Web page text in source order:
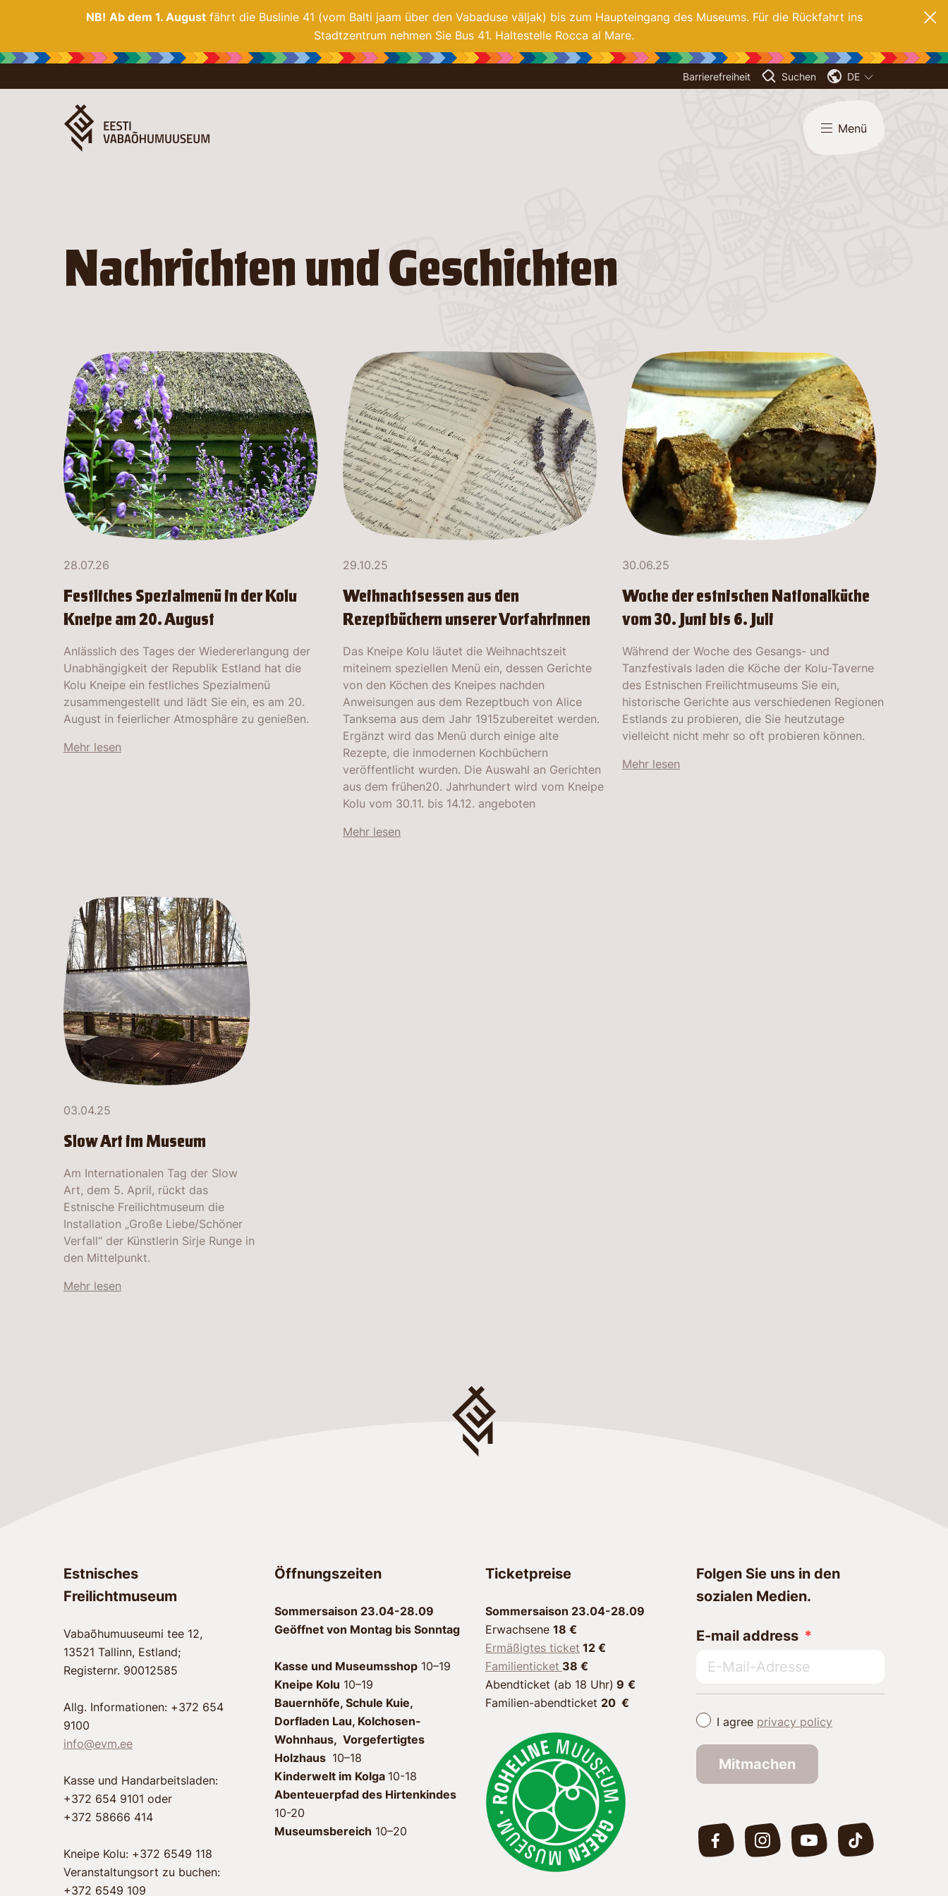
NB! Ab dem 1. Augustfährt die Buslinie 41 (vom Balti jaam über den Vabaduse väljak) bis zum Haupteingang des Museums. Für die Rückfahrt ins
Stadtzentrum nehmen Sie Bus 41. Haltestelle Rocca al Mare.
Barrierefreiheit Suchen DE
Menü
Nachrichten und Geschichten
28.07.26
Festliches Spezialmenü in der Kolu
Kneipe am 20. August
Anlässlich des Tages der Wiedererlangung der
Unabhängigkeit der Republik Estland hat die
Kolu Kneipe ein festliches Spezialmenü
zusammengestellt und lädt Sie ein, es am 20.
August in feierlicher Atmosphäre zu genießen.
Mehr lesen
29.10.25
Weihnachtsessen aus den
Rezeptbüchern unserer Vorfahrinnen
Das Kneipe Kolu läutet die Weihnachtszeit
miteinem speziellen Menü ein, dessen Gerichte
von den Köchen des Kneipes nachden
Anweisungen aus dem Rezeptbuch von Alice
Tanksema aus dem Jahr 1915zubereitet werden.
Ergänzt wird das Menü durch einige alte
Rezepte, die inmodernen Kochbüchern
veröffentlicht wurden. Die Auswahl an Gerichten
aus dem frühen20. Jahrhundert wird vom Kneipe
Kolu vom 30.11. bis 14.12. angeboten
Mehr lesen
30.06.25
Woche der estnischen Nationalküche
vom 30. Juni bis 6. Juli
Während der Woche des Gesangs- und
Tanzfestivals laden die Köche der Kolu-Taverne
des Estnischen Freilichtmuseums Sie ein,
historische Gerichte aus verschiedenen Regionen
Estlands zu probieren, die Sie heutzutage
vielleicht nicht mehr so ​​oft probieren können.
Mehr lesen
03.04.25
Slow Art im Museum
Am Internationalen Tag der Slow
Art, dem 5. April, rückt das
Estnische Freilichtmuseum die
Installation „Große Liebe/Schöner
Verfall“ der Künstlerin Sirje Runge in
den Mittelpunkt.
Mehr lesen
Estnisches
Freilichtmuseum
Vabaõhumuuseumi tee 12,
13521 Tallinn, Estland;
Registernr. 90012585
Allg. Informationen: +372 654
9100
info@evm.ee
Kasse und Handarbeitsladen:
+372 654 9101 oder
+372 58666 414
Kneipe Kolu: +372 6549 118
Veranstaltungsort zu buchen:
+372 6549 109
Öffnungszeiten
Sommersaison 23.04-28.09
Geöffnet von Montag bis Sonntag
Kasse und Museumsshop 10–19
Kneipe Kolu 10–19
Bauernhöfe, Schule Kuie,
Dorfladen Lau, Kolchosen-
Wohnhaus, Vorgefertigtes
Holzhaus 10–18
Kinderwelt im Kolga 10-18
Abenteuerpfad des Hirtenkindes
10-20
Museumsbereich 10–20
Ticketpreise
Sommersaison 23.04-28.09
Erwachsene 18 €
Ermäßigtes ticket 12 €
Familienticket 38 €
Abendticket (ab 18 Uhr) 9 €
Familien-abendticket 20 €
Folgen Sie uns in den
sozialen Medien.
E-mail address
I agree privacy policy
Mitmachen